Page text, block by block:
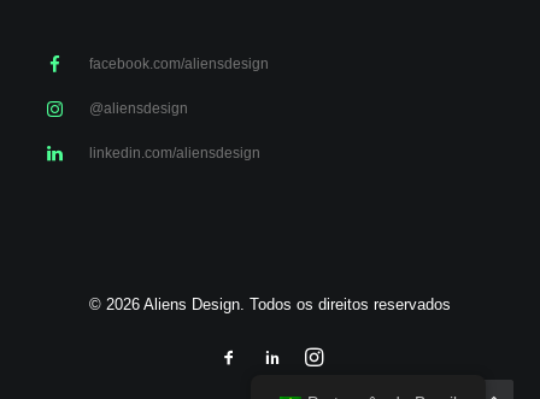
facebook.com/aliensdesign
@aliensdesign
linkedin.com/aliensdesign
© 2026 Aliens Design. Todos os direitos reservados